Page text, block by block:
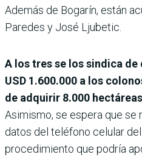
Además de Bogarín, están
Paredes y José Ljubetic.
A los tres se los sindica
USD 1.600.000 a los
de adquirir 8.000
Asimismo, se espera que
datos del teléfono celular
procedimiento que podría